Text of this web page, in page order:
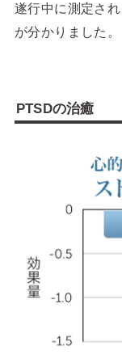
遂行中に測定さ
が分かりました。
PTSDの治癒